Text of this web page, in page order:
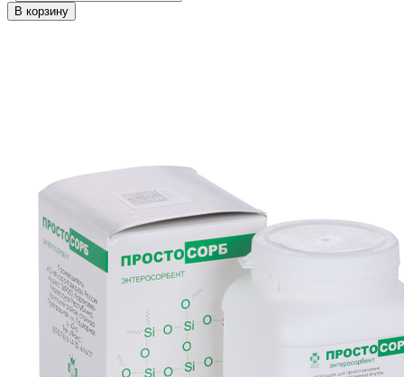
В корзину